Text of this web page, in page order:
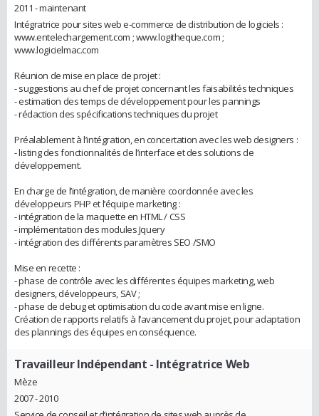
2011 - maintenant
Intégratrice pour sites web e-commerce de distribution de logiciels :
www.entelechargement.com ; www.logitheque.com ;
www.logicielmac.com
Réunion de mise en place de projet :
- suggestions au chef de projet concernant les faisabilités techniques
- estimation des temps de développement pour les pannings
- rédaction des spécifications techniques du projet
Préalablement à l’intégration, en concertation avec les web designers :
- listing des fonctionnalités de l’interface et des solutions de
développement.
En charge de l’intégration, de manière coordonnée avec les
développeurs PHP et l’équipe marketing :
- intégration de la maquette en HTML / CSS
- implémentation des modules Jquery
- intégration des différents paramètres SEO /SMO
Mise en recette :
- phase de contrôle avec les différentes équipes marketing, web
designers, développeurs, SAV ;
- phase de debug et optimisation du code avant mise en ligne.
Création de rapports relatifs à l’avancement du projet, pour adaptation
des plannings des équipes en conséquence.
Travailleur Indépendant - Intégratrice Web
Mèze
2007 - 2010